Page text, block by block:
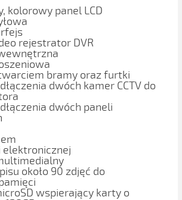
kolorowy panel LCD
rejestrator DVR
bramy oraz furtki
dwóch kamer CCTV do
dwóch paneli
elektronicznej
około 90 zdjęć do
wspierający karty o